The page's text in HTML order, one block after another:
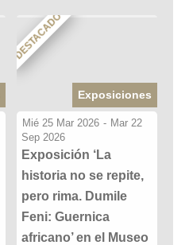
DESTACADO
Exposiciones
Mié 25 Mar 2026 - Mar 22
Sep 2026
Exposición ‘La
historia no se repite,
pero rima. Dumile
Feni: Guernica
africano’ en el Museo